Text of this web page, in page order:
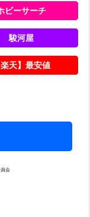
ビーサーチ
駿河屋
楽天】最安値
会